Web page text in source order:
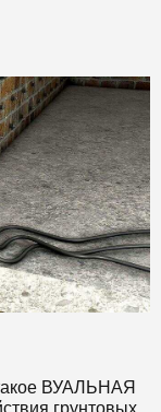
ВУАЛЬНАЯ
грунтовых